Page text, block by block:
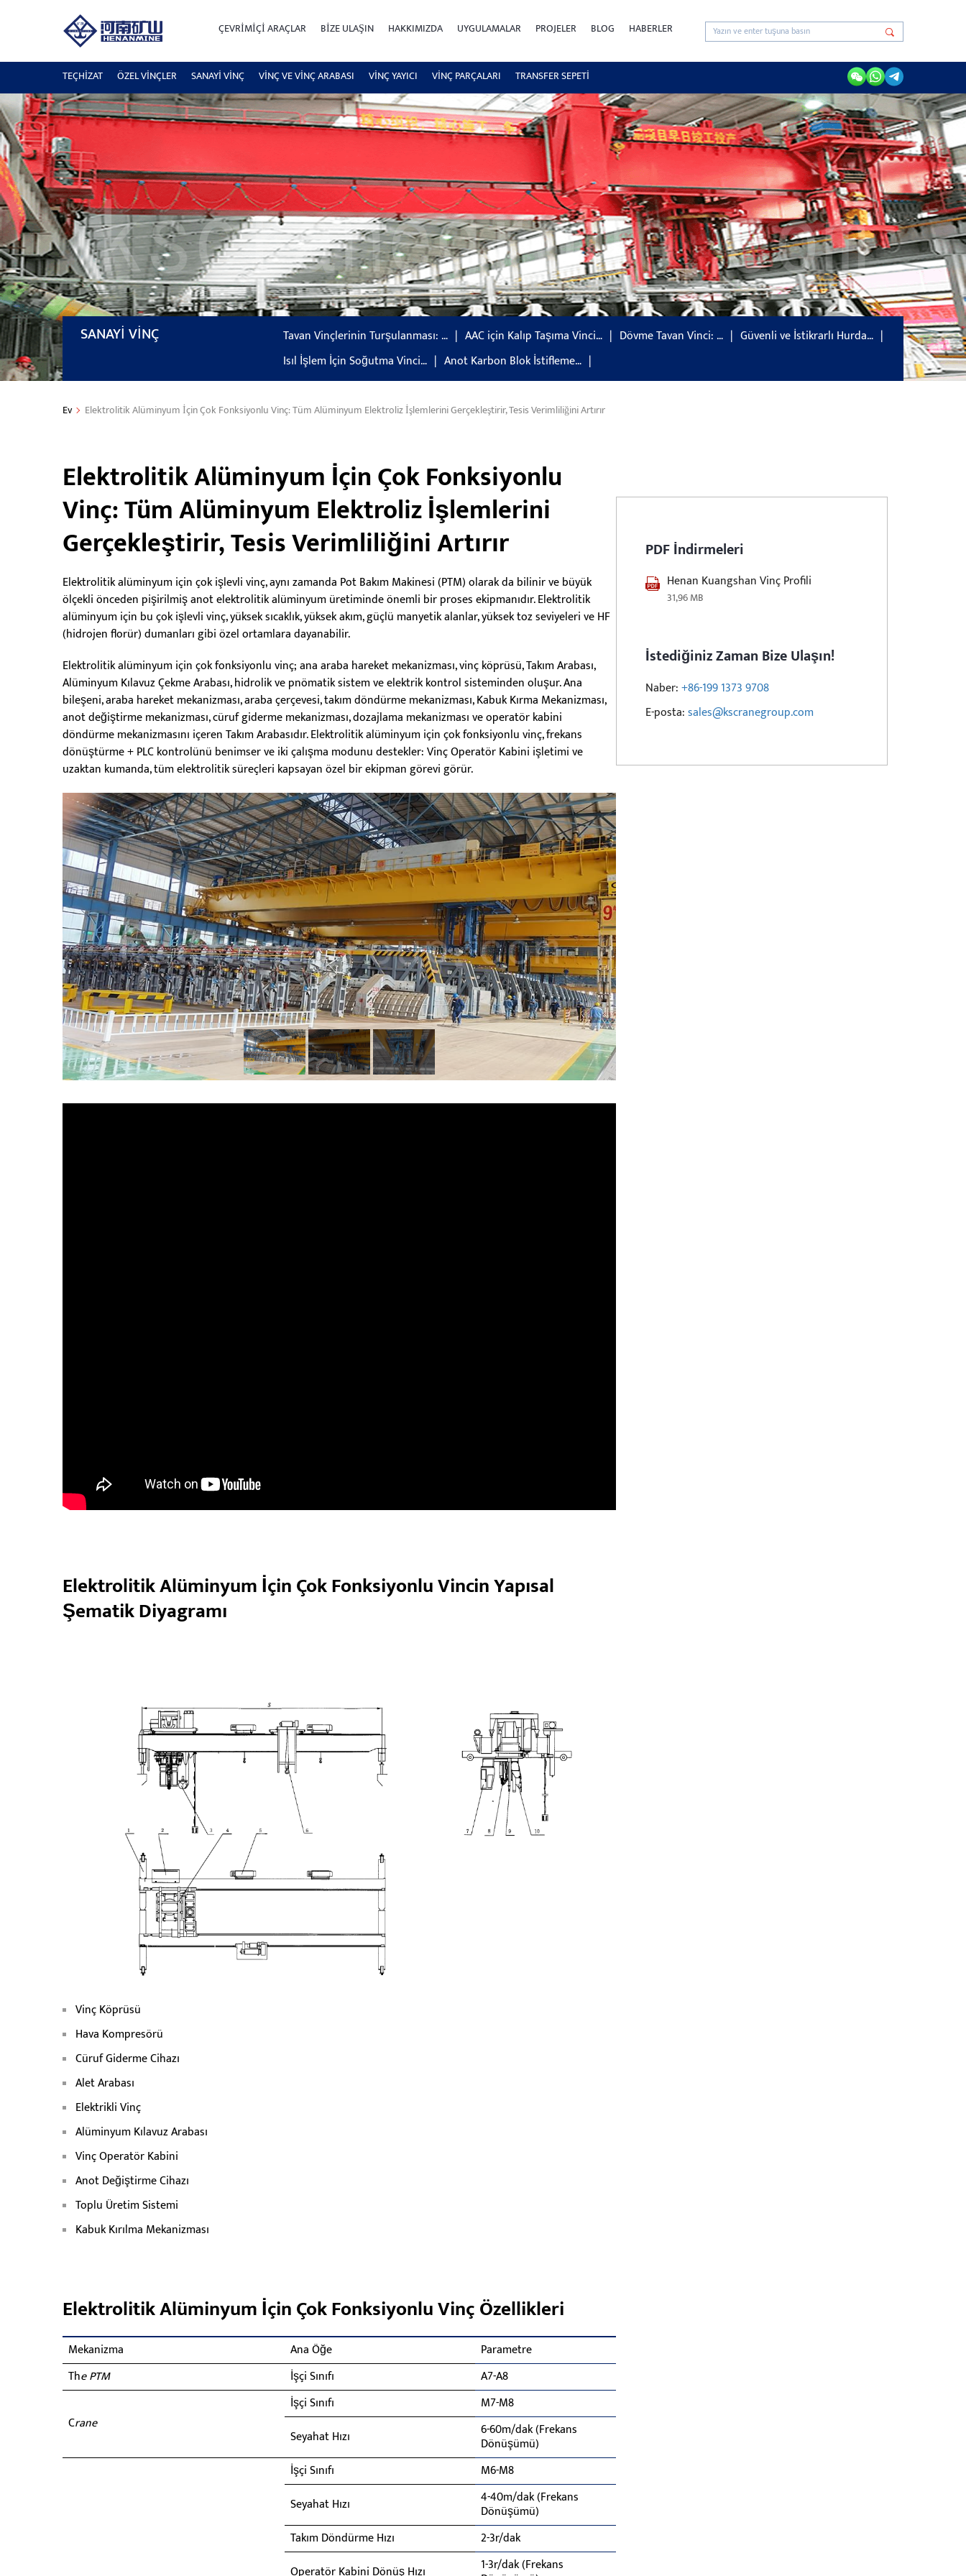
ÇEVRIMIÇI ARAÇLAR BIZE ULAŞIN HAKKIMIZDA UYGULAMALAR PROJELER BLOG HABERLER
TEÇHİZAT ÖZEL VINÇLER SANAYI VINÇ VINÇ VE VINÇ ARABASI VİNÇ YAYICI VİNÇ PARÇALARI TRANSFER SEPETI
SANAYI VINÇ Tavan Vinçlerinin Turşulanması: … AAC için Kalıp Taşıma Vinci… Dövme Tavan Vinci: …
Güvenli ve İstikrarlı Hurda…
Isıl İşlem İçin Soğutma Vinci…
Anot Karbon Blok İstifleme…
Ev Elektrolitik Alüminyum İçin Çok Fonksiyonlu Vinç: Tüm Alüminyum Elektroliz İşlemlerini Gerçekleştirir, Tesis Verimliliğini Artırır
Elektrolitik Alüminyum İçin Çok Fonksiyonlu
Vinç: Tüm Alüminyum Elektroliz İşlemlerini
Gerçekleştirir, Tesis Verimliliğini Artırır
Elektrolitik alüminyum için çok işlevli vinç, aynı zamanda Pot Bakım Makinesi (PTM) olarak da bilinir ve büyük
ölçekli önceden pişirilmiş anot elektrolitik alüminyum üretiminde önemli bir proses ekipmanıdır. Elektrolitik
alüminyum için bu çok işlevli vinç, yüksek sıcaklık, yüksek akım, güçlü manyetik alanlar, yüksek toz seviyeleri ve HF
(hidrojen florür) dumanları gibi özel ortamlara dayanabilir.
Elektrolitik alüminyum için çok fonksiyonlu vinç; ana araba hareket mekanizması, vinç köprüsü, Takım Arabası,
Alüminyum Kılavuz Çekme Arabası, hidrolik ve pnömatik sistem ve elektrik kontrol sisteminden oluşur. Ana
bileşeni, araba hareket mekanizması, araba çerçevesi, takım döndürme mekanizması, Kabuk Kırma Mekanizması,
anot değiştirme mekanizması, cüruf giderme mekanizması, dozajlama mekanizması ve operatör kabini
döndürme mekanizmasını içeren Takım Arabasıdır. Elektrolitik alüminyum için çok fonksiyonlu vinç, frekans
dönüştürme + PLC kontrolünü benimser ve iki çalışma modunu destekler: Vinç Operatör Kabini işletimi ve
uzaktan kumanda, tüm elektrolitik süreçleri kapsayan özel bir ekipman görevi görür.
Elektrolitik Alüminyum İçin Çok Fonksiyonlu Vincin Yapısal
Şematik Diyagramı
Vinç Köprüsü
Hava Kompresörü
Cüruf Giderme Cihazı
Alet Arabası
Elektrikli Vinç
Alüminyum Kılavuz Arabası
Vinç Operatör Kabini
Anot Değiştirme Cihazı
Toplu Üretim Sistemi
Kabuk Kırılma Mekanizması
Elektrolitik Alüminyum İçin Çok Fonksiyonlu Vinç Özellikleri
Mekanizma Ana Öğe
Parametre
The PTM İşçi Sınıfı A7-A8
Crane
İşçi Sınıfı
M7-M8
Seyahat Hızı
6-60m/dak (Frekans
Dönüşümü)
İşçi Sınıfı
M6-M8
Seyahat Hızı
4-40m/dak (Frekans
Dönüşümü)
Takım Döndürme Hızı
2-3r/dak
1-3r/dak (Frekans
PDF İndirmeleri
Henan Kuangshan Vinç Profili
31,96 MB
İstediğiniz Zaman Bize Ulaşın!
Naber:+86-199 1373 9708
E-posta:sales@kscranegroup.com